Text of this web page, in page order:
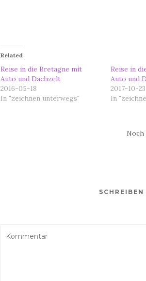
Related
Reise in die Bretagne mit
Auto und Dachzelt
2016-05-18
In "zeichnen unterwegs"
Reise in
Auto und
2017-10-23
In
Noch